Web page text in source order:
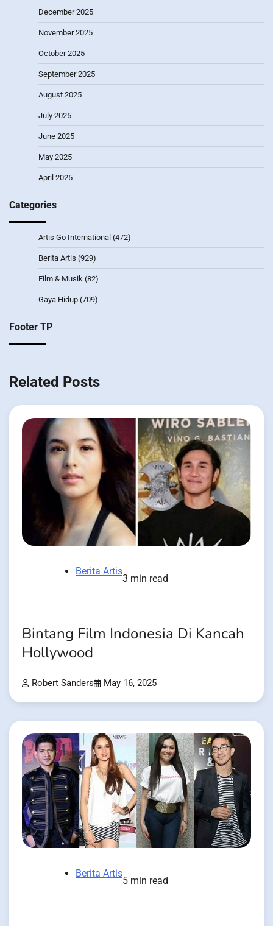
December 2025
November 2025
October 2025
September 2025
August 2025
July 2025
June 2025
May 2025
April 2025
Categories
Artis Go International (472)
Berita Artis (929)
Film & Musik (82)
Gaya Hidup (709)
Footer TP
Related Posts
Berita Artis
3 min read
Bintang Film Indonesia Di Kancah
Hollywood
Robert Sanders May 16, 2025
Berita Artis
5 min read